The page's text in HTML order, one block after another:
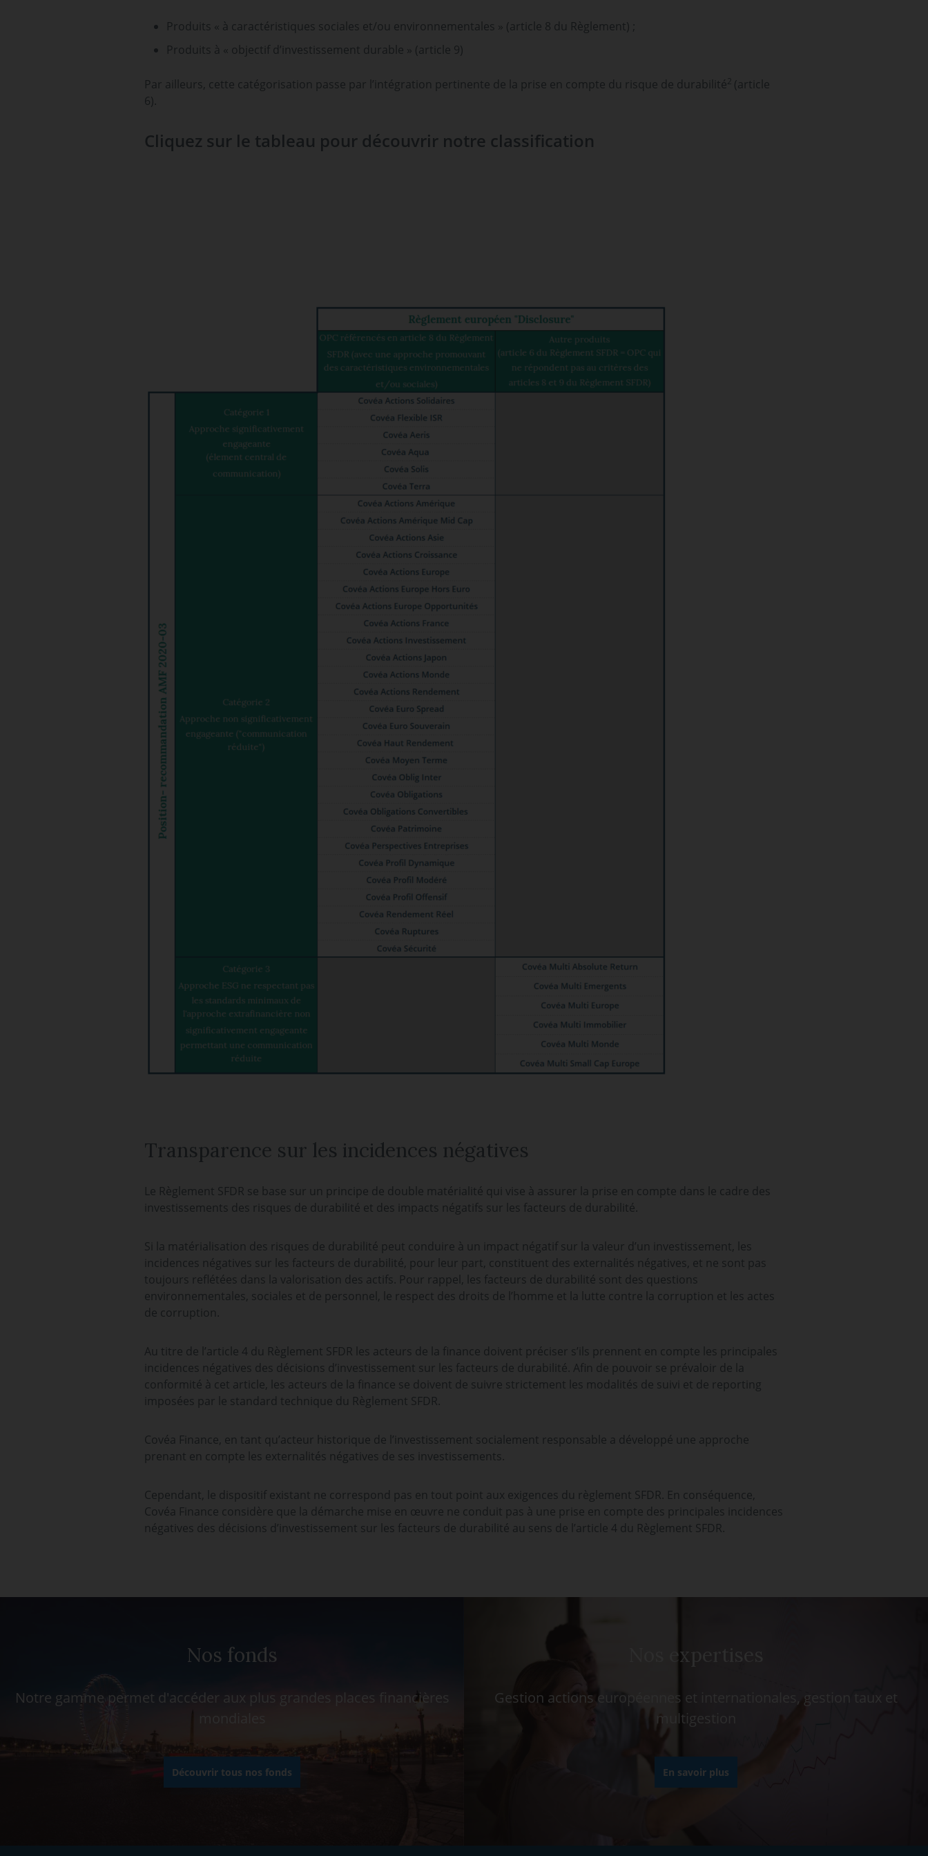
Produits « à caractéristiques sociales et/ou environnementales » (article 8 du Règlement) ;
Produits à « objectif d’investissement durable » (article 9)
Par ailleurs, cette catégorisation passe par l’intégration pertinente de la prise en compte du risque de durabilité2 (article
6).
Cliquez sur le tableau pour découvrir notre classification
Transparence sur les incidences négatives
Le Règlement SFDR se base sur un principe de double matérialité qui vise à assurer la prise en compte dans le cadre des
investissements des risques de durabilité et des impacts négatifs sur les facteurs de durabilité.
Si la matérialisation des risques de durabilité peut conduire à un impact négatif sur la valeur d’un investissement, les
incidences négatives sur les facteurs de durabilité, pour leur part, constituent des externalités négatives, et ne sont pas
toujours reflétées dans la valorisation des actifs. Pour rappel, les facteurs de durabilité sont des questions
environnementales, sociales et de personnel, le respect des droits de l’homme et la lutte contre la corruption et les actes
de corruption.
Au titre de l’article 4 du Règlement SFDR les acteurs de la finance doivent préciser s’ils prennent en compte les principales
incidences négatives des décisions d’investissement sur les facteurs de durabilité. Afin de pouvoir se prévaloir de la
conformité à cet article, les acteurs de la finance se doivent de suivre strictement les modalités de suivi et de reporting
imposées par le standard technique du Règlement SFDR.
Covéa Finance, en tant qu’acteur historique de l’investissement socialement responsable a développé une approche
prenant en compte les externalités négatives de ses investissements.
Cependant, le dispositif existant ne correspond pas en tout point aux exigences du règlement SFDR. En conséquence,
Covéa Finance considère que la démarche mise en œuvre ne conduit pas à une prise en compte des principales incidences
négatives des décisions d’investissement sur les facteurs de durabilité au sens de l’article 4 du Règlement SFDR.
Nos fonds
Notre gamme permet d'accéder aux plus grandes places financières
Découvrir tous nos fonds
Nos expertises
Gestion actions européennes et internationales, gestion taux et
multigestion
En savoir plus